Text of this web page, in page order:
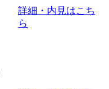
詳細・内見はこち
ら